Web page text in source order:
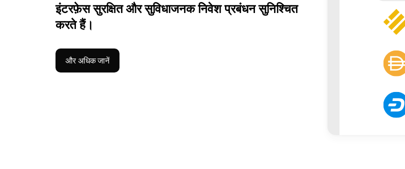
इंटरफ़ेस सुरक्षित और सुविधाजनक निवेश प्रबंधन सुनिश्चित
करते हैं।
और अधिक जानें